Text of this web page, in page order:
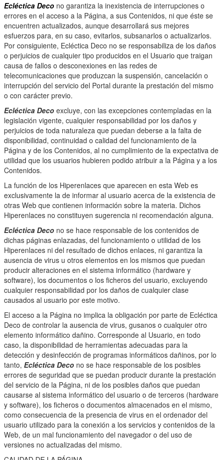
Ecléctica Deco no garantiza la inexistencia de interrupciones o
errores en el acceso a la Página, a sus Contenidos, ni que éste se
encuentren actualizados, aunque desarrollará sus mejores
esfuerzos para, en su caso, evitarlos, subsanarlos o actualizarlos.
Por consiguiente, Ecléctica Deco no se responsabiliza de los daños
o perjuicios de cualquier tipo producidos en el Usuario que traigan
causa de fallos o desconexiones en las redes de
telecomunicaciones que produzcan la suspensión, cancelación o
interrupción del servicio del Portal durante la prestación del mismo
o con carácter previo.
Ecléctica Deco excluye, con las excepciones contempladas en la
legislación vigente, cualquier responsabilidad por los daños y
perjuicios de toda naturaleza que puedan deberse a la falta de
disponibilidad, continuidad o calidad del funcionamiento de la
Página y de los Contenidos, al no cumplimiento de la expectativa de
utilidad que los usuarios hubieren podido atribuir a la Página y a los
Contenidos.
La función de los Hiperenlaces que aparecen en esta Web es
exclusivamente la de informar al usuario acerca de la existencia de
otras Web que contienen información sobre la materia. Dichos
Hiperenlaces no constituyen sugerencia ni recomendación alguna.
Ecléctica Deco no se hace responsable de los contenidos de
dichas páginas enlazadas, del funcionamiento o utilidad de los
Hiperenlaces ni del resultado de dichos enlaces, ni garantiza la
ausencia de virus u otros elementos en los mismos que puedan
producir alteraciones en el sistema informático (hardware y
software), los documentos o los ficheros del usuario, excluyendo
cualquier responsabilidad por los daños de cualquier clase
causados al usuario por este motivo.
El acceso a la Página no implica la obligación por parte de Ecléctica
Deco de controlar la ausencia de virus, gusanos o cualquier otro
elemento informático dañino. Corresponde al Usuario, en todo
caso, la disponibilidad de herramientas adecuadas para la
detección y desinfección de programas informáticos dañinos, por lo
tanto, Ecléctica Deco no se hace responsable de los posibles
errores de seguridad que se puedan producir durante la prestación
del servicio de la Página, ni de los posibles daños que puedan
causarse al sistema informático del usuario o de terceros (hardware
y software), los ficheros o documentos almacenados en el mismo,
como consecuencia de la presencia de virus en el ordenador del
usuario utilizado para la conexión a los servicios y contenidos de la
Web, de un mal funcionamiento del navegador o del uso de
versiones no actualizadas del mismo.